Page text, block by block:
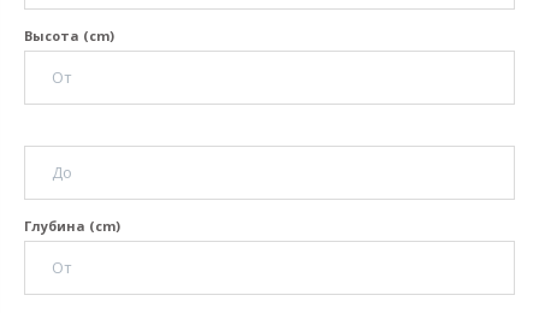
Высота (cm)
Глубина (cm)